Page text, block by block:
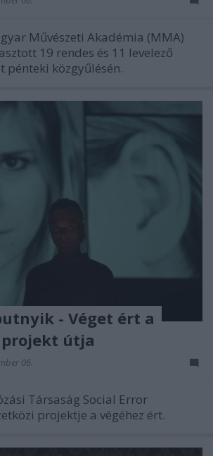
Művészeti Akadémia (MMA)
19 rendes és 11 levelező
pénteki közgyűlésén.
- Véget ért a
projekt útja
06.
Társaság Social Error
projektje a végéhez ért.